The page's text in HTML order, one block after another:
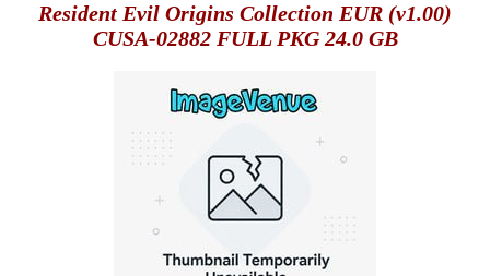
Resident Evil Origins Collection EUR (v1.00)
CUSA-02882 FULL PKG 24.0 GB